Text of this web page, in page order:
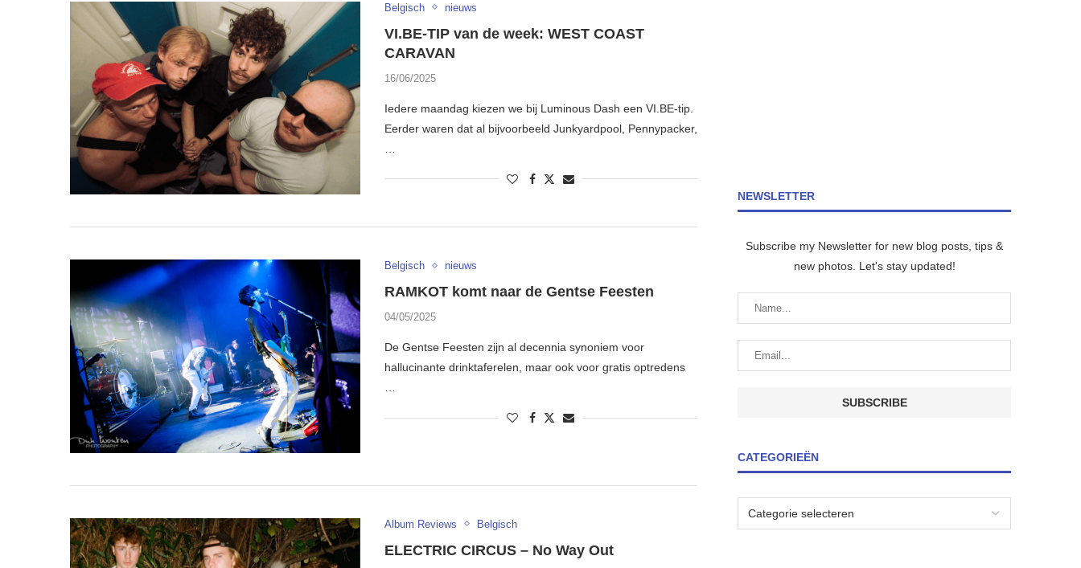
Belgisch nieuws
VI.BE-TIP van de week: WEST COAST
CARAVAN
16/06/2025
Iedere maandag kiezen we bij Luminous Dash een VI.BE-tip.
Eerder waren dat al bijvoorbeeld Junkyardpool, Pennypacker,
Belgisch nieuws
RAMKOT komt naar de Gentse Feesten
04/05/2025
De Gentse Feesten zijn al decennia synoniem voor
hallucinante drinktaferelen, maar ook voor gratis optredens
…
Album Reviews Belgisch
ELECTRIC CIRCUS – No Way Out
NEWSLETTER
Subscribe my Newsletter for new blog posts, tips &
new photos. Let's stay updated!
CATEGORIEËN